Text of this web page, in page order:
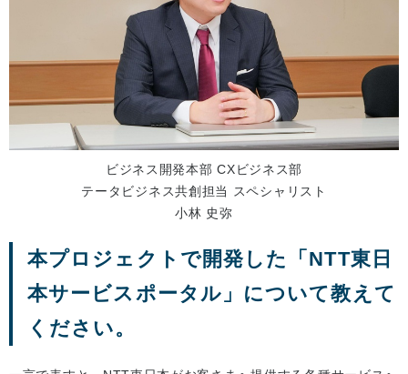
ビジネス開発本部 CXビジネス部
テータビジネス共創担当 スペシャリスト
小林 史弥
本プロジェクトで開発した「NTT東日
本サービスポータル」について教えて
ください。